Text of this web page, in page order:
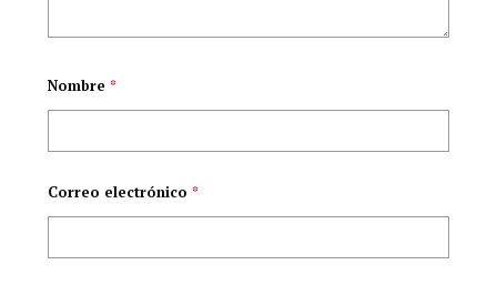
Nombre *
Correo electrónico *